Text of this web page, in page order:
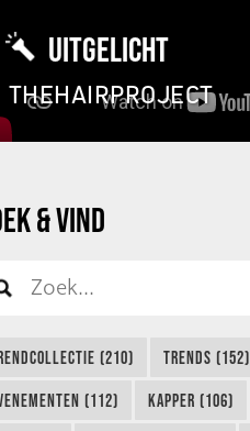
UITGELICHT
THEHAIRPROJECT
& VIND
(210) TRENDS (152)
(112) KAPPER (106)